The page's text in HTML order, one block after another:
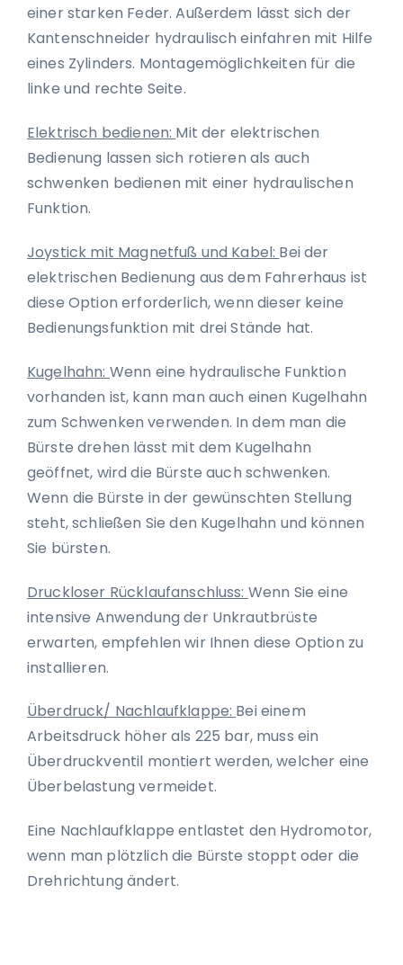
einer starken Feder. Außerdem lässt sich der
Kantenschneider hydraulisch einfahren mit Hilfe
eines Zylinders. Montagemöglichkeiten für die
linke und rechte Seite.
Elektrisch bedienen: Mit der elektrischen
Bedienung lassen sich rotieren als auch
schwenken bedienen mit einer hydraulischen
Funktion.
Joystick mit Magnetfuß und Kabel: Bei der
elektrischen Bedienung aus dem Fahrerhaus ist
diese Option erforderlich, wenn dieser keine
Bedienungsfunktion mit drei Stände hat.
Kugelhahn: Wenn eine hydraulische Funktion
vorhanden ist, kann man auch einen Kugelhahn
zum Schwenken verwenden. In dem man die
Bürste drehen lässt mit dem Kugelhahn
geöffnet, wird die Bürste auch schwenken.
Wenn die Bürste in der gewünschten Stellung
steht, schließen Sie den Kugelhahn und können
Sie bürsten.
Druckloser Rücklaufanschluss: Wenn Sie eine
intensive Anwendung der Unkrautbrüste
erwarten, empfehlen wir Ihnen diese Option zu
installieren.
Überdruck/ Nachlaufklappe: Bei einem
Arbeitsdruck höher als 225 bar, muss ein
Überdruckventil montiert werden, welcher eine
Überbelastung vermeidet.
Eine Nachlaufklappe entlastet den Hydromotor,
wenn man plötzlich die Bürste stoppt oder die
Drehrichtung ändert.